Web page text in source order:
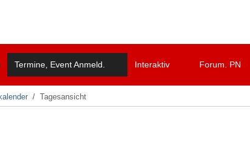
Termine, Event Anmeld. Interaktiv Forum. PN
Tagesansicht